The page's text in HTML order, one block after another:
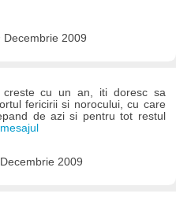
Decembrie 2009
creste cu un an, iti doresc sa
fericirii si norocului, cu care
de azi si pentru tot restul
2009